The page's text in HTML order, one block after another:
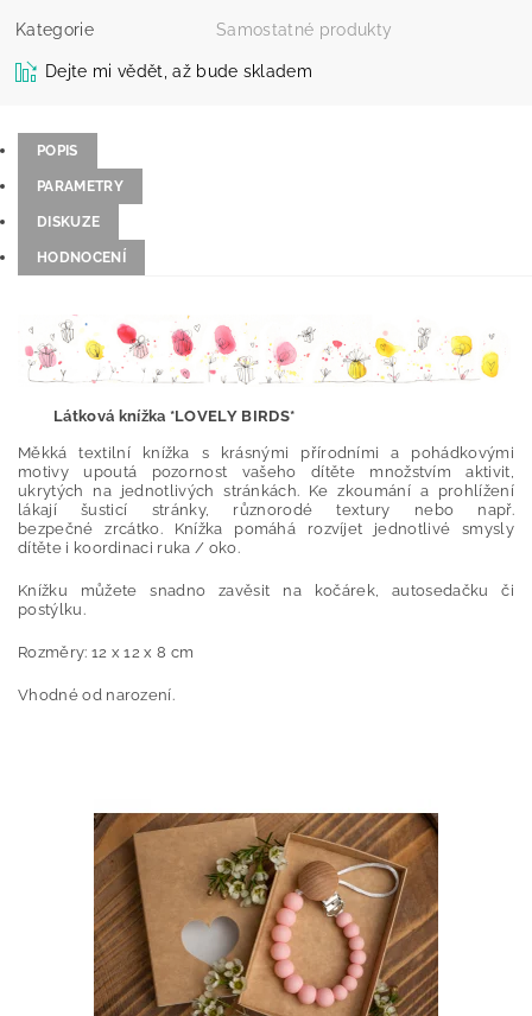
Kategorie Samostatné produkty
Dejte mi vědět, až bude skladem
POPIS
PARAMETRY
DISKUZE
HODNOCENÍ
Látková knížka *LOVELY BIRDS*
Měkká textilní knížka s krásnými přírodními a pohádkovými
motivy upoutá pozornost vašeho dítěte množstvím aktivit,
ukrytých na jednotlivých stránkách. Ke zkoumání a prohlížení
lákají šusticí stránky, různorodé textury nebo např.
bezpečné zrcátko. Knížka pomáhá rozvíjet jednotlivé smysly
dítěte i koordinaci ruka / oko.
Knížku můžete snadno zavěsit na kočárek, autosedačku či
postýlku.
Rozměry: 12 x 12 x 8 cm
Vhodné od narození.